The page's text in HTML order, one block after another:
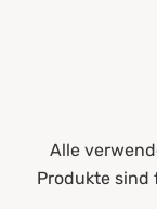
Alle
Produkte sind